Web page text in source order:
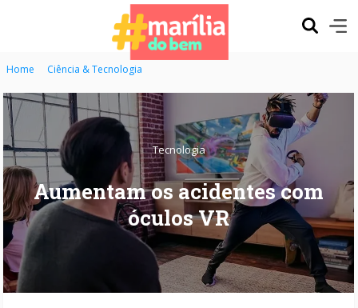
Home Ciência & Tecnologia
Tecnologia
Aumentam os acidentes com
óculos VR